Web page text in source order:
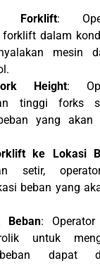
Forklift:
dalam
mesin
Height:
tinggi forks
yang akan
ke Lokasi
setir,
beban yang
Beban: Operator
untuk
dapat